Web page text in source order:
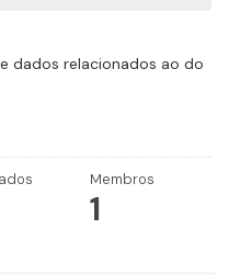
dados relacionados ao do
Membros
1